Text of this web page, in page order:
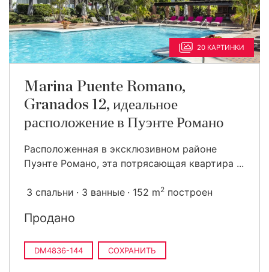
20 КАРТИНКИ
Marina Puente Romano,
Granados 12, идеальное
расположение в Пуэнте Романо
Расположенная в эксклюзивном районе
Пуэнте Романо, эта потрясающая квартира ...
3 спальни 3 ванные 152 m2 построен
Продано
DM4836-144 СОХРАНИТЬ